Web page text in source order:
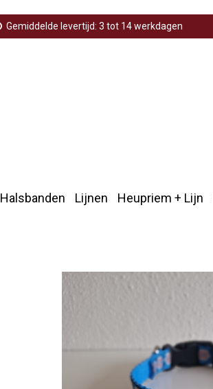
Gemiddelde levertijd: 3 tot 14 werkdagen
Halsbanden Lijnen Heupriem + Lijn